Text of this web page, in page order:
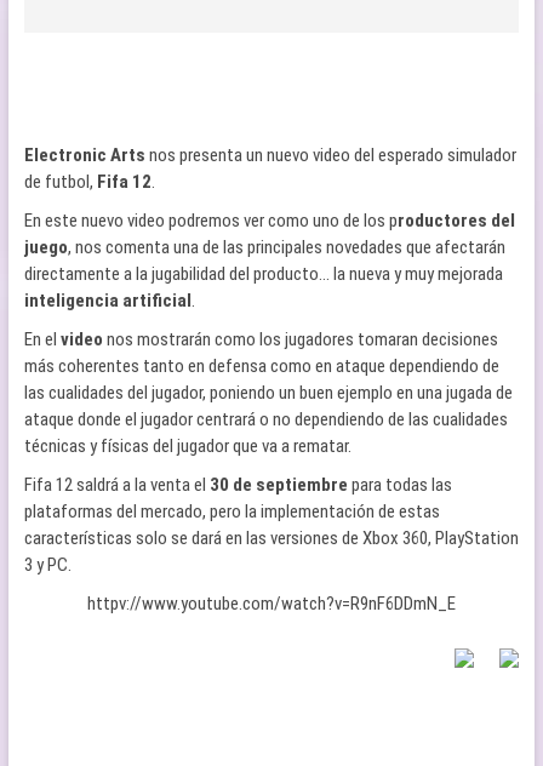
Electronic Arts nos presenta un nuevo video del esperado simulador
de futbol, Fifa 12.
En este nuevo video podremos ver como uno de los productores del
juego, nos comenta una de las principales novedades que afectarán
directamente a la jugabilidad del producto… la nueva y muy mejorada
inteligencia artificial.
En el video nos mostrarán como los jugadores tomaran decisiones
más coherentes tanto en defensa como en ataque dependiendo de
las cualidades del jugador, poniendo un buen ejemplo en una jugada de
ataque donde el jugador centrará o no dependiendo de las cualidades
técnicas y físicas del jugador que va a rematar.
Fifa 12 saldrá a la venta el 30 de septiembre para todas las
plataformas del mercado, pero la implementación de estas
características solo se dará en las versiones de Xbox 360, PlayStation
3 y PC.
httpv://www.youtube.com/watch?v=R9nF6DDmN_E